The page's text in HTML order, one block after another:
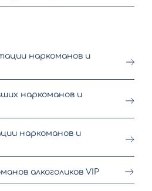
наркоманов и
наркоманов и
наркоманов и
алкоголиков VIP